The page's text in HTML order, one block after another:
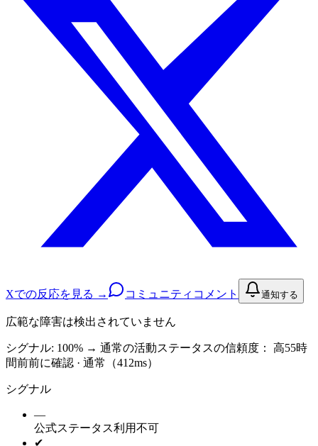
Xでの反応を見る → コミュニティコメント 通知する
広範な障害は検出されていません
シグナル: 100% → 通常の活動ステータスの信頼度： 高55時
間前前に確認 · 通常（412ms）
シグナル
—
公式ステータス利用不可
✔